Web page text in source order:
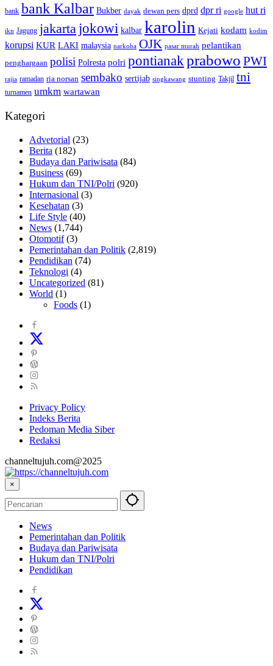
bank bank Kalbar Bukber dayak dewan pers dprd dpr ri google hut ri
ikn Jagung jakarta jokowi kalbar karolin Kejati kodam kodim
korupsi KUR LAKI malaysia narkoba OJK pasar murah pelantikan
penghargaan polisi Polresta polri pontianakprabowo PWI
rajia ramadan ria norsan sembako sertijab singkawang stunting Takjil tni
turnamen umkm wartawan
Kategori
Advetorial (23)
Berita (182)
Budaya dan Pariwisata (84)
Business (69)
Hukum dan TNI/Polri (920)
Internasional (3)
Kesehatan (3)
Life Style (40)
News (1,744)
Otomotif(3)
Pemerintahan dan Politik (2,819)
Pendidikan (74)
Teknologi (4)
Uncategorized (81)
World (1)
Foods (1)
Privacy Policy
Indeks Berita
Pedoman Media Siber
Redaksi
channeltujuh.com@2025
×
News
Pemerintahan dan Politik
Budaya dan Pariwisata
Hukum dan TNI/Polri
Pendidikan